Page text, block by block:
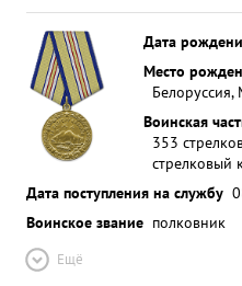
Дата
Место
Белоруссия,
Воинская
353
стрелковый
Дата поступления на службу
Воинское звание полковник
Ещё